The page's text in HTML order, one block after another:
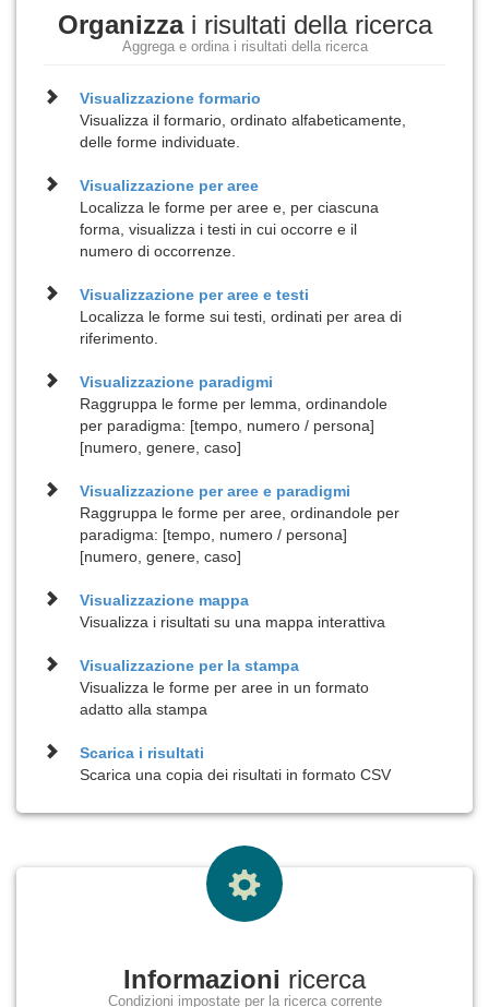
Organizzai risultati della ricerca
Aggrega e ordina i risultati della ricerca
Visualizzazioneformario
Visualizza il formario, ordinato alfabeticamente,
delle forme individuate.
Visualizzazione peraree
Localizza le forme per aree e, per ciascuna
forma, visualizza i testi in cui occorre e il
numero di occorrenze.
Visualizzazione peraree e testi
Localizza le forme sui testi, ordinati per area di
riferimento.
Visualizzazione paradigmi
Raggruppa le forme per lemma, ordinandole
per paradigma: [tempo, numero / persona]
[numero, genere, caso]
Visualizzazione peraree e paradigmi
Raggruppa le forme per aree, ordinandole per
paradigma: [tempo, numero / persona]
[numero, genere, caso]
Visualizzazione mappa
Visualizza i risultati su una mappa interattiva
Visualizzazione per lastampa
Visualizza le forme per aree in un formato
adatto alla stampa
Scarica i risultati
Scarica una copia dei risultati in formato CSV
Informazioni ricerca
Condizioni impostate per la ricerca corrente